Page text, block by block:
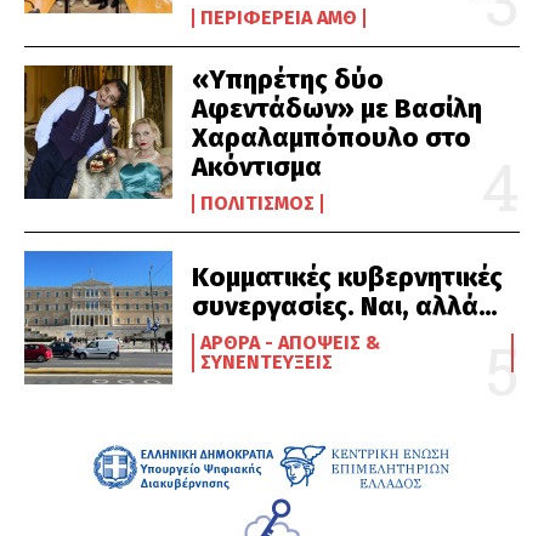
ΠΕΡΙΦΈΡΕΙΑ ΑΜΘ
«Υπηρέτης δύο
Αφεντάδων» με Βασίλη
Χαραλαμπόπουλο στο
Ακόντισμα
ΠΟΛΙΤΙΣΜΌΣ
Κομματικές κυβερνητικές
συνεργασίες. Ναι, αλλά…
ΆΡΘΡΑ - ΑΠΌΨΕΙΣ &
ΣΥΝΕΝΤΕΎΞΕΙΣ